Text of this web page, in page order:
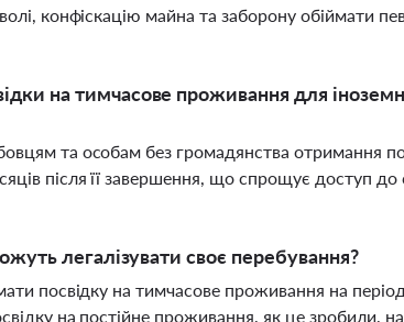
конфіскацію майна та заборону обіймати
на тимчасове проживання для
та особам без громадянства отримання
після її завершення, що спрощує доступ
легалізувати своє перебування?
посвідку на тимчасове проживання на
на постійне проживання, як це зробили,